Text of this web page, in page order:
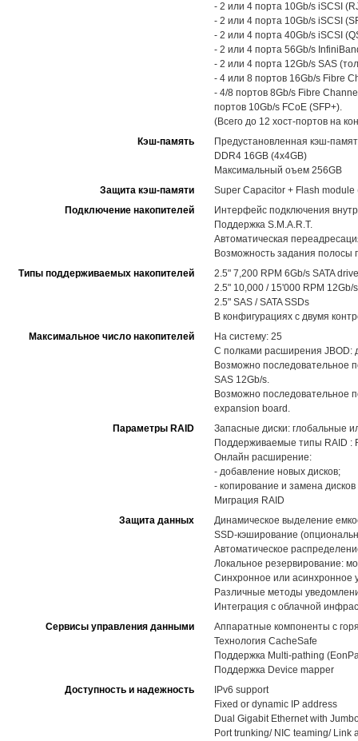
- 2 или 4 порта 10Gb/s iSCSI
- 2 или 4 порта 10Gb/s iSCSI
- 2 или 4 порта 40Gb/s iSCSI
- 2 или 4 порта 56Gb/s
- 2 или 4 порта 12Gb/s SAS
- 4 или 8 портов 16Gb/s Fibre
- 4/8 портов 8Gb/s Fibre
портов 10Gb/s FCoE (SFP+).
(Всего до 12 хост-портов на
Кэш-память
Предустановленная кэш-
DDR4 16GB (4x4GB)
Максимальный оъем 256GB
Защита кэш-памяти
Super Capacitor + Flash
Подключение накопителей
Интерфейс подключения
Поддержка S.M.A.R.T.
Автоматическая
Возможность задания полосы
Типы поддерживаемых накопителей
2.5" 7,200 RPM 6Gb/s SATA
2.5" 10,000 / 15'000 RPM 12Gb/
2.5" SAS / SATA SSDs
В конфигурациях с двумя
Максимальное число накопителей
На систему: 25
С полками расширения JBOD:
Возможно последовательное
SAS 12Gb/s.
Возможно последовательное
expansion board.
Параметры RAID
Запасные диски: глобальные
Поддерживаемые типы RAID :
Онлайн расширение:
- добавление новых дисков;
- копирование и замена
Миграция RAID
Защита данных
Динамическое выделение
SSD-кэширование
Автоматическое
Локальное резервирование:
Синхронное или асинхронное
Различные методы
Интеграция с облачной
Сервисы управления данными
Аппаратные компоненты с
Технология CacheSafe
Поддержка Multi-pathing
Поддержка Device mapper
Доступность и надежность
IPv6 support
Fixed or dynamic IP address
Dual Gigabit Ethernet with
Port trunking/ NIC teaming/ Link